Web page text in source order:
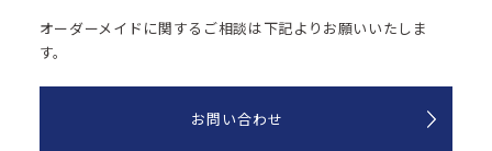
オーダーメイドに関するご相談は下記よりお願いいたしま
す。
お問い合わせ